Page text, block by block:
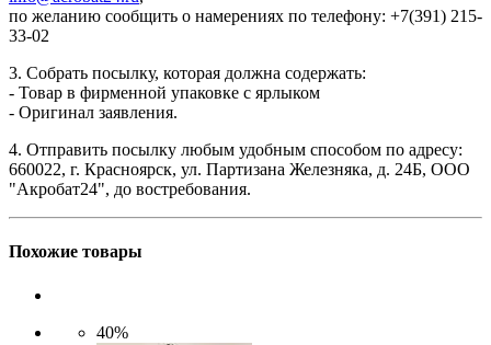
по желанию сообщить о намерениях по телефону: +7(391) 215-
33-02
3. Собрать посылку, которая должна содержать:
- Товар в фирменной упаковке с ярлыком
- Оригинал заявления.
4. Отправить посылку любым удобным способом по адресу:
660022, г. Красноярск, ул. Партизана Железняка, д. 24Б, ООО
"Акробат24", до востребования.
Похожие товары
40%